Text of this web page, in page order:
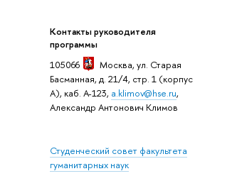
Контакты руководителя
программы
105066
Москва, ул. Старая
Басманная, д. 21/4, стр. 1 (корпус
А), каб. А-123, a.klimov@hse.ru,
Александр Антонович Климов
Студенческий совет факультета
гуманитарных наук